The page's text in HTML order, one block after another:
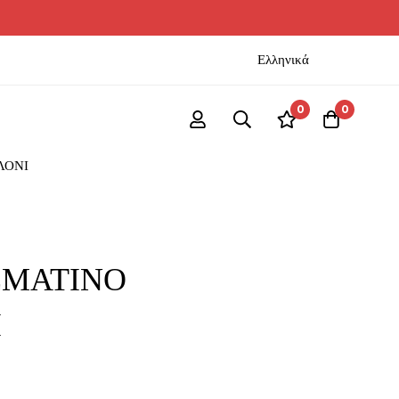
Ελληνικά
0 0